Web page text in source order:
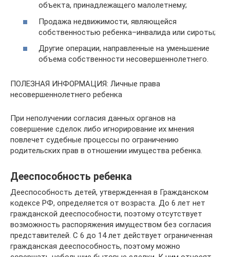
объекта, принадлежащего малолетнему;
Продажа недвижимости, являющейся
собственностью ребенка–инвалида или сироты;
Другие операции, направленные на уменьшение
объема собственности несовершеннолетнего.
ПОЛЕЗНАЯ ИНФОРМАЦИЯ: Личные права
несовершеннолетнего ребенка
При неполучении согласия данных органов на
совершение сделок либо игнорирование их мнения
повлечет судебные процессы по ограничению
родительских прав в отношении имущества ребенка.
Дееспособность ребенка
Дееспособность детей, утвержденная в Гражданском
кодексе РФ, определяется от возраста. До 6 лет нет
гражданской дееспособности, поэтому отсутствует
возможность распоряжения имуществом без согласия
представителей. С 6 до 14 лет действует ограниченная
гражданская дееспособность, поэтому можно